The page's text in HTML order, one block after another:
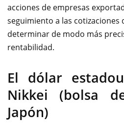
acciones de empresas
seguimiento a las cotizaciones
determinar de modo más
rentabilidad.
El dólar
Nikkei (bolsa
Japón)